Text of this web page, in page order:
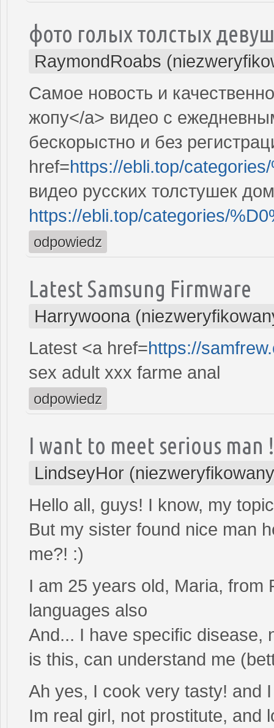
фото голых толстых
RaymondRoabs
Самое новость и
жопу</a> видео с
бескорыстно и без
href=https://ebli.top/
видео русских толстушек
https://ebli.top/categories/
odpowiedz
Latest Samsung Firmware
Harrywoona
Latest <a href=https://
sex adult xxx farme anal
odpowiedz
I want to meet serious man !
LindseyHor
Hello all, guys! I know, my
But my sister found nice man
me?! :)
I am 25 years old, Maria, from
languages also
And... I have specific disease,
is this, can understand me
Ah yes, I cook very tasty! and
Im real girl, not prostitute, and